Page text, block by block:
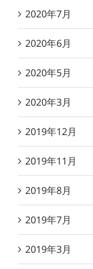
2020年7月
2020年6月
2020年5月
2020年3月
2019年12月
2019年11月
2019年8月
2019年7月
2019年3月